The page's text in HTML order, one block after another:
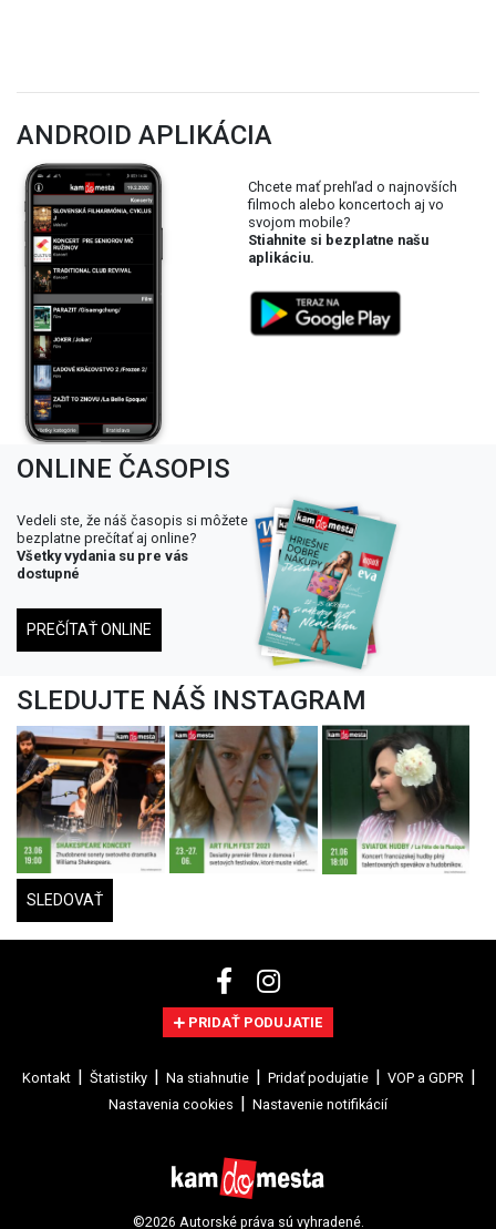
ANDROID APLIKÁCIA
Chcete mať prehľad o najnovších
filmoch alebo koncertoch aj vo
svojom mobile?
Stiahnite si bezplatne našu
aplikáciu.
ONLINE ČASOPIS
Vedeli ste, že náš časopis si môžete
bezplatne prečítať aj online?
Všetky vydania su pre vás
dostupné
PREČÍTAŤ ONLINE
SLEDUJTE NÁŠ INSTAGRAM
SLEDOVAŤ
PRIDAŤ PODUJATIE
Kontakt Štatistiky Na stiahnutie Pridať podujatie
VOP a GDPR
Nastavenia cookies
Nastavenie notifikácií
©2026 Autorské práva sú vyhradené.